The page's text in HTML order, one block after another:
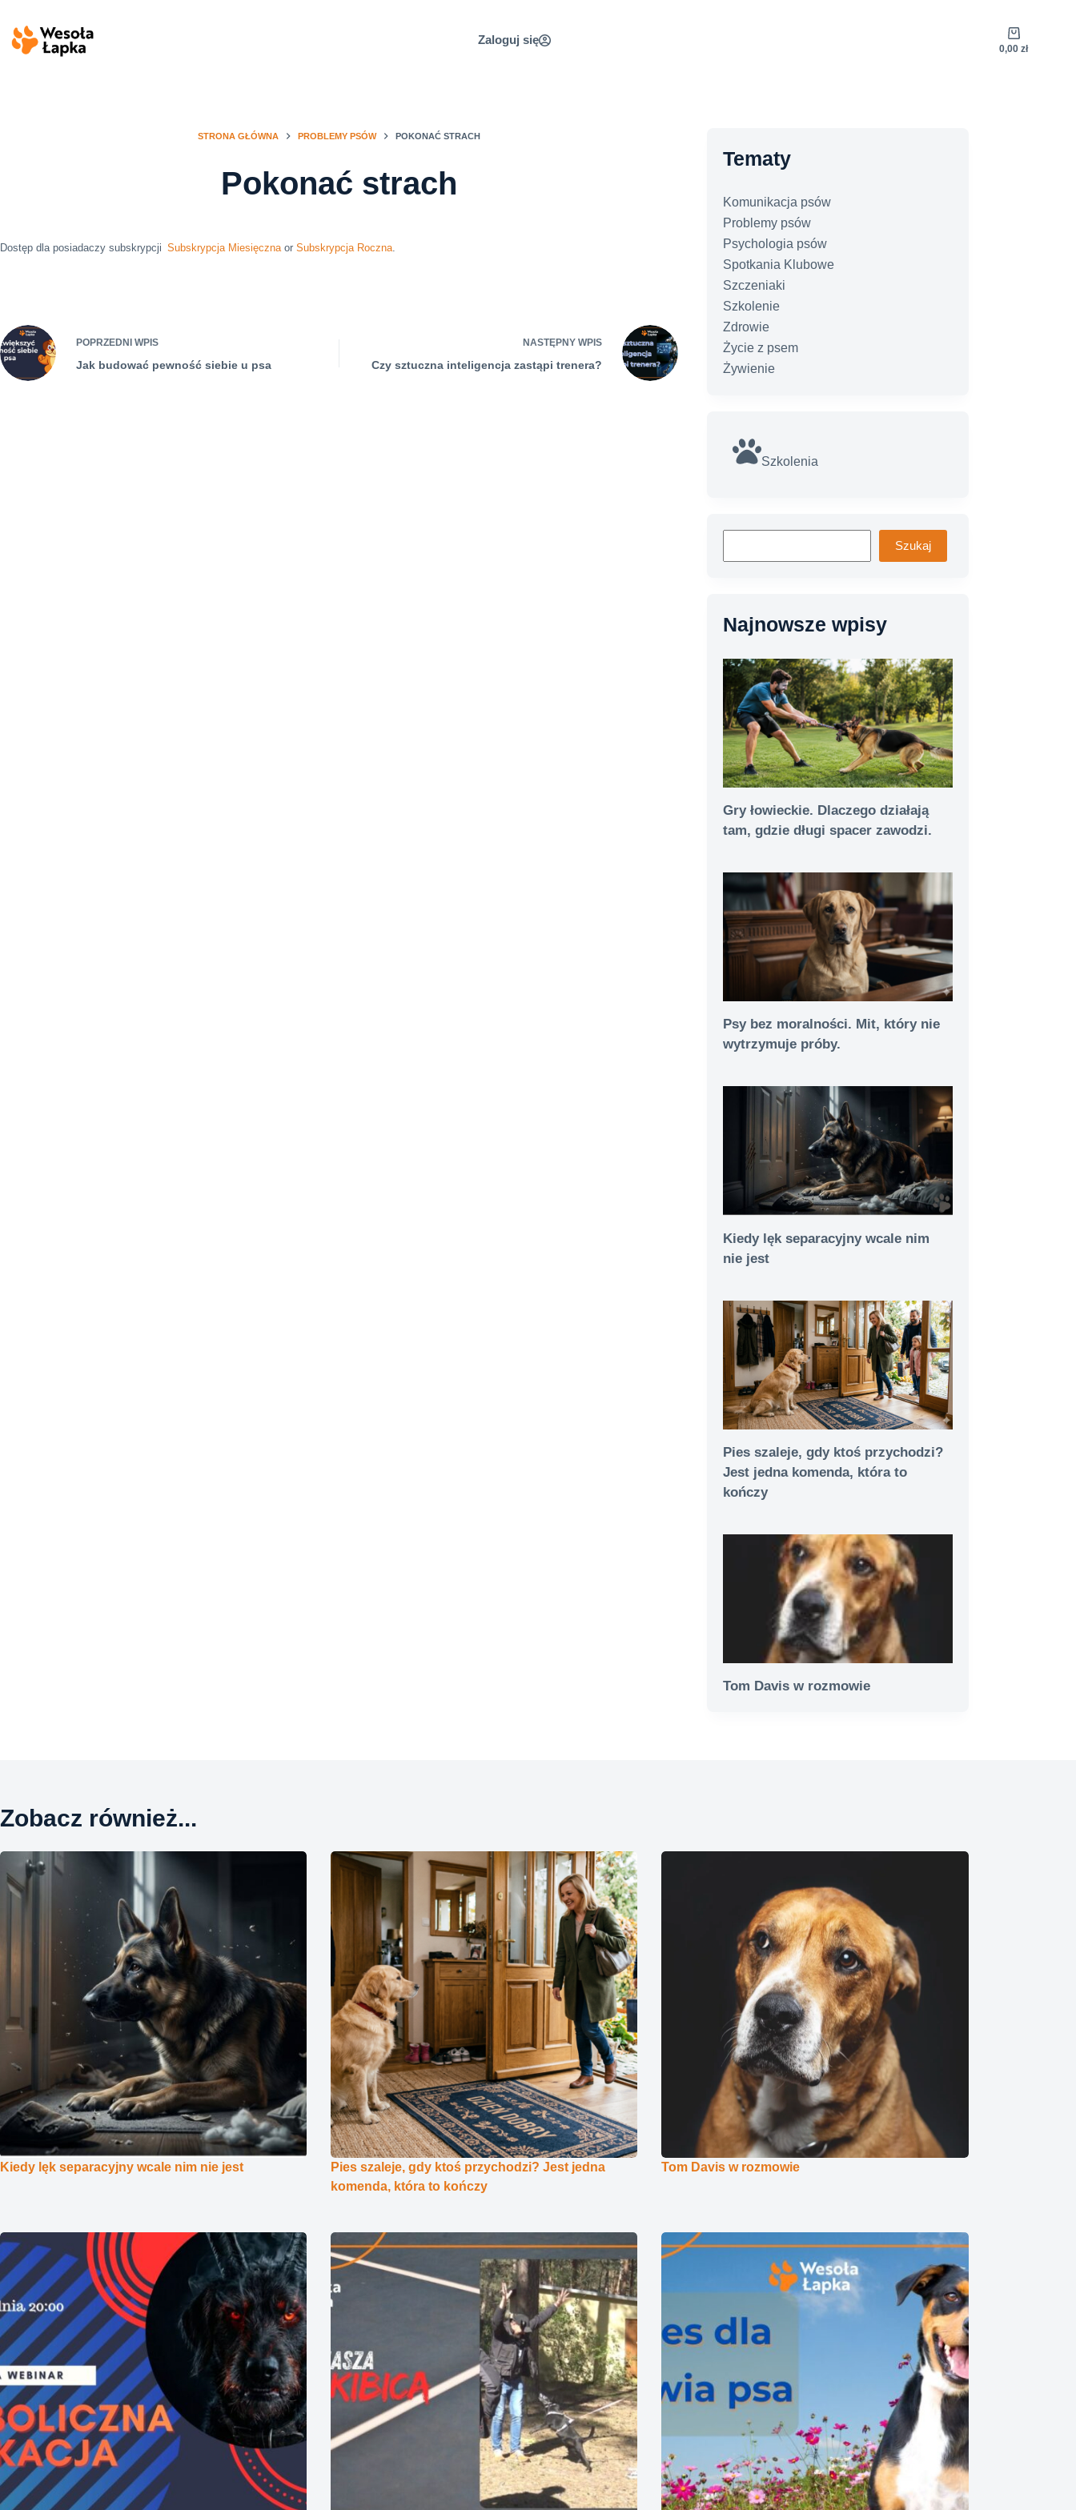
do
treści
Zaloguj się Koszyk
0,00 zł
STRONA GŁÓWNA PROBLEMY PSÓW POKONAĆ STRACH
Pokonać strach
Dostęp dla posiadaczy subskrypcji Subskrypcja Miesięcznaor Subskrypcja Roczna.
POPRZEDNI WPIS
Jak budować pewność siebie u psa
NASTĘPNY WPIS
Czy sztuczna inteligencja zastąpi trenera?
Tematy
Komunikacja psów
Problemy psów
Psychologia psów
Spotkania Klubowe
Szczeniaki
Szkolenie
Zdrowie
Życie z psem
Żywienie
Szkolenia
Szukaj
Najnowsze wpisy
Gry łowieckie. Dlaczego działają
tam, gdzie długi spacer zawodzi.
Psy bez moralności. Mit, który nie
wytrzymuje próby.
Kiedy lęk separacyjny wcale nim
nie jest
Pies szaleje, gdy ktoś przychodzi?
Jest jedna komenda, która to
kończy
Tom Davis w rozmowie
Zobacz również...
Kiedy lęk separacyjny wcale nim nie jest
Pies szaleje, gdy ktoś przychodzi? Jest jedna
komenda, która to kończy
Tom Davis w rozmowie